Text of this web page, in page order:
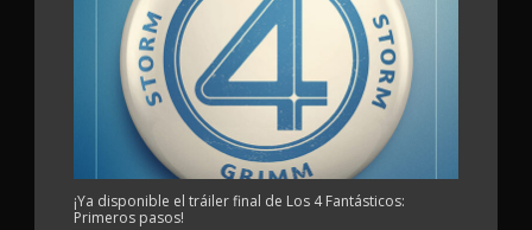
¡Ya disponible el tráiler final de Los 4 Fantásticos:
Primeros pasos!